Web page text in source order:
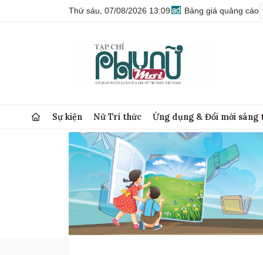
Thứ sáu, 07/08/2026 13:09 Bảng giá quảng cáo
Sự kiện Nữ Trí thức Ứng dụng & Đổi mới sáng